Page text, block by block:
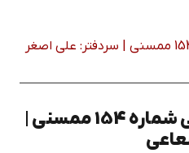
دفترخانه اسناد رسمی شماره 154 ممسني | سردفتر: علي اصغر
دفترخانه اسناد رسمی شماره 154 ممسني |